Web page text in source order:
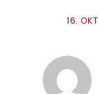
16.